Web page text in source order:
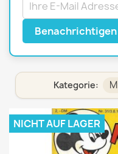
Benachrichtigen
Kategorie:
NICHT AUF LAGER